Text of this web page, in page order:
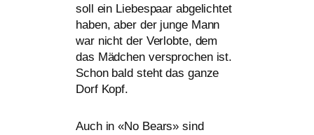
soll ein Liebespaar abge­lich­tet
haben, aber der jun­ge Mann
war nicht der Verlobte, dem
das Mädchen ver­spro­chen ist.
Schon bald steht das gan­ze
Dorf Kopf.
Auch in «No Bears» sind